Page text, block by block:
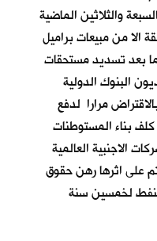
والثلاثين الماضية
الا من مبيعات براميل
بعد تسديد مستحقات
البنوك الدولية
مرارا لدفع
بناء المستوطنات
الاجنبية العالمية
على اثرها رهن حقوق
لخمسين سنة